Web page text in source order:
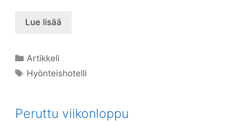
Lue lisää
Kategoriat
Artikkeli
Avainsanat
Hyönteishotelli
Peruttu viikonloppu